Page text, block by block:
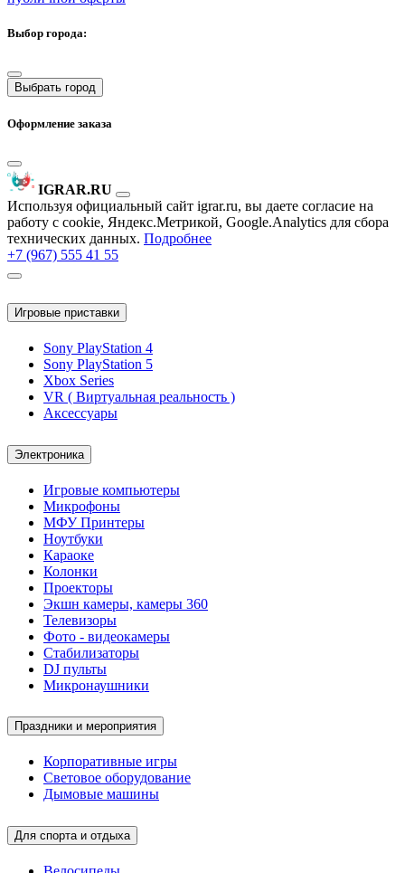
Выбор города:
Выбрать город
Оформление заказа
IGRAR.RU
Используя официальный сайт igrar.ru, вы даете согласие на
работу с cookie, Яндекс.Метрикой, Google.Analytics для сбора
технических данных. Подробнее
+7 (967) 555 41 55
Игровые приставки
Sony PlayStation 4
Sony PlayStation 5
Xbox Series
VR ( Виртуальная реальность )
Аксессуары
Электроника
Игровые компьютеры
Микрофоны
МФУ Принтеры
Ноутбуки
Караоке
Колонки
Проекторы
Экшн камеры, камеры 360
Телевизоры
Фото - видеокамеры
Стабилизаторы
DJ пульты
Микронаушники
Праздники и мероприятия
Корпоративные игры
Световое оборудование
Дымовые машины
Для спорта и отдыха